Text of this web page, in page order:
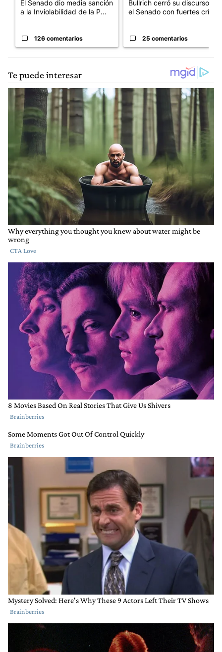
El Senado dio media sanción
a la Inviolabilidad de la P...
126 comentarios
Bullrich cerró su discurso en
el Senado con fuertes crí...
25 comentarios